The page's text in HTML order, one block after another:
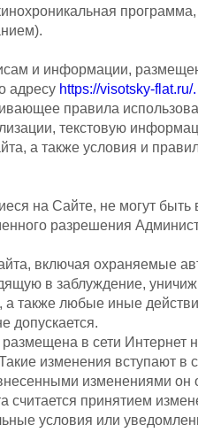
и информации,
адресу https://visotsky-flat.ru/.
правила
текстовую
а также условия и
на Сайте, не могут быть
разрешения
включая охраняемые
в заблуждение,
также любые иные
допускается.
в сети
изменения вступают
изменениями он
принятием
условия или